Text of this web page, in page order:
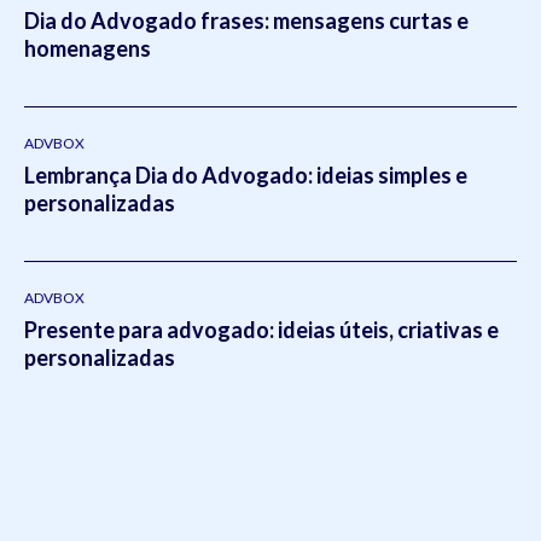
Advocacia, realizando a supervisão e liderança em todos os
setores do escritório.Em 2021, Eduardo publicou o livro
pela editoraViseu.
Dia do Advogado frases: mensagens curtas e
homenagens
ADVBOX
Lembrança Dia do Advogado: ideias simples e
personalizadas
ADVBOX
Presente para advogado: ideias úteis, criativas e
personalizadas